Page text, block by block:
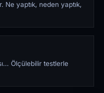
Ne yaptık, neden yaptık,
Ölçülebilir testlerle